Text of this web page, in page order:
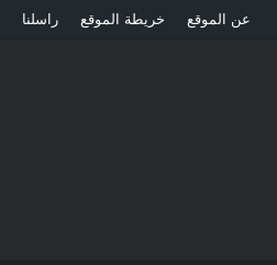
عن الموقع خريطة الموقع راسلنا